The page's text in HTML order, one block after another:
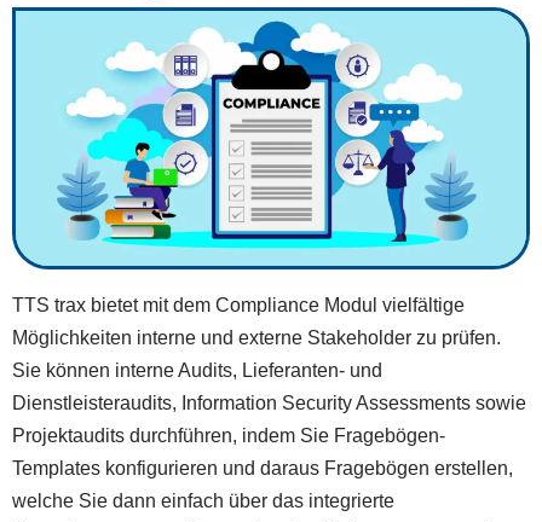
TTS trax bietet mit dem Compliance Modul vielfältige
Möglichkeiten interne und externe Stakeholder zu prüfen.
Sie können interne Audits, Lieferanten- und
Dienstleisteraudits, Information Security Assessments sowie
Projektaudits durchführen, indem Sie Fragebögen-
Templates konfigurieren und daraus Fragebögen erstellen,
welche Sie dann einfach über das integrierte